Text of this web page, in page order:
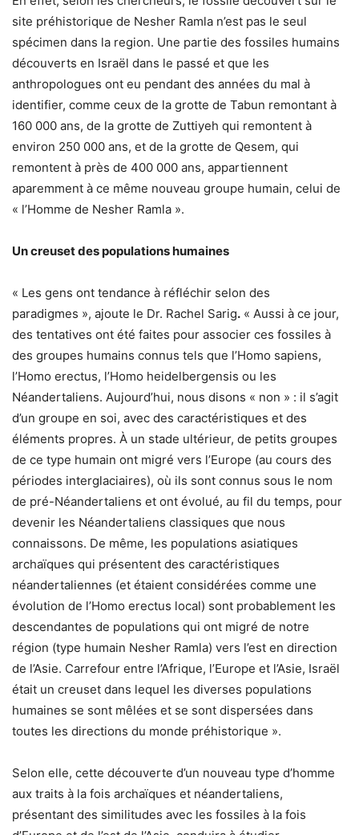
site préhistorique de Nesher Ramla n’est pas le seul
spécimen dans la region. Une partie des fossiles humains
découverts en Israël dans le passé et que les
anthropologues ont eu pendant des années du mal à
identifier, comme ceux de la grotte de Tabun remontant à
160 000 ans, de la grotte de Zuttiyeh qui remontent à
environ 250 000 ans, et de la grotte de Qesem, qui
remontent à près de 400 000 ans, appartiennent
aparemment à ce même nouveau groupe humain, celui de
« l’Homme de Nesher Ramla ».
Un creuset des populations humaines
« Les gens ont tendance à réfléchir selon des
paradigmes », ajoute le Dr. Rachel Sarig. « Aussi à ce jour,
des tentatives ont été faites pour associer ces fossiles à
des groupes humains connus tels que l’Homo sapiens,
l’Homo erectus, l’Homo heidelbergensis ou les
Néandertaliens. Aujourd’hui, nous disons « non » : il s’agit
d’un groupe en soi, avec des caractéristiques et des
éléments propres. À un stade ultérieur, de petits groupes
de ce type humain ont migré vers l’Europe (au cours des
périodes interglaciaires), où ils sont connus sous le nom
de pré-Néandertaliens et ont évolué, au fil du temps, pour
devenir les Néandertaliens classiques que nous
connaissons. De même, les populations asiatiques
archaïques qui présentent des caractéristiques
néandertaliennes (et étaient considérées comme une
évolution de l’Homo erectus local) sont probablement les
descendantes de populations qui ont migré de notre
région (type humain Nesher Ramla) vers l’est en direction
de l’Asie. Carrefour entre l’Afrique, l’Europe et l’Asie, Israël
était un creuset dans lequel les diverses populations
humaines se sont mêlées et se sont dispersées dans
toutes les directions du monde préhistorique ».
Selon elle, cette découverte d’un nouveau type d’homme
aux traits à la fois archaïques et néandertaliens,
présentant des similitudes avec les fossiles à la fois